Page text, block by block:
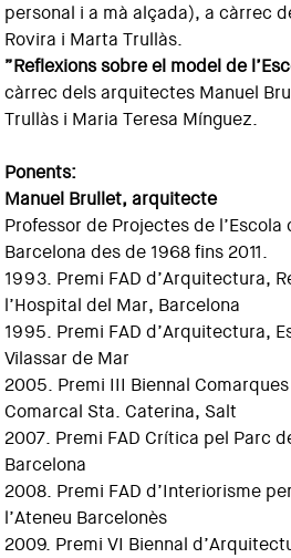
personal i a mà alçada), a càrrec
Rovira i Marta Trullàs.
”Reflexions sobre el model de
càrrec dels arquitectes Manuel
Trullàs i Maria Teresa Mínguez.
Ponents:
Manuel Brullet, arquitecte
Professor de Projectes de
Barcelona des de 1968 fins 2011.
1993. Premi FAD d’Arquitectura,
l’Hospital del Mar, Barcelona
1995. Premi FAD d’Arquitectura,
Vilassar de Mar
2005. Premi III Biennal
Comarcal Sta. Caterina, Salt
2007. Premi FAD Crítica pel Parc
Barcelona
2008. Premi FAD d’Interiorisme
l’Ateneu Barcelonès
2009. Premi VI Biennal